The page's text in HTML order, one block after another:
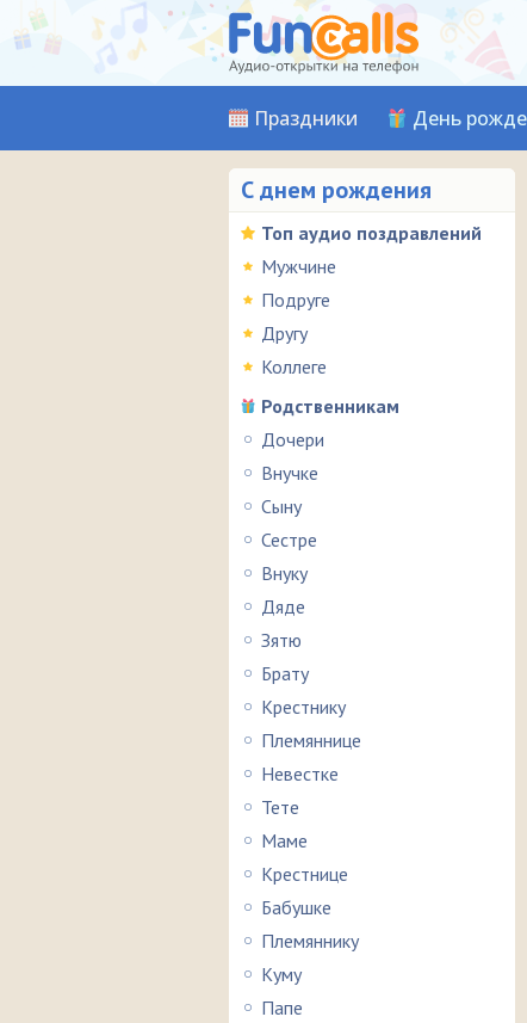
Праздники День
С днем рождения
Топ аудио поздравлений
Мужчине
Подруге
Другу
Коллеге
Родственникам
Дочери
Внучке
Сыну
Сестре
Внуку
Дяде
Зятю
Брату
Крестнику
Племяннице
Невестке
Тете
Маме
Крестнице
Бабушке
Племяннику
Куму
Папе